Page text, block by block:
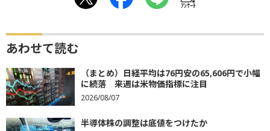
ｱﾝｹｰﾄ
あわせて読む
（まとめ）日経平均は76円安の65,606円で小幅
に続落 来週は米物価指標に注目
2026/08/07
半導体株の調整は底値をつけたか